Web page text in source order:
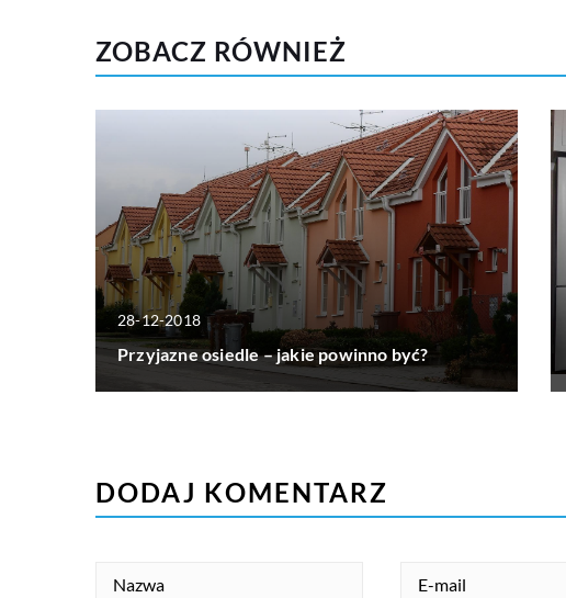
ZOBACZ RÓWNIEŻ
28-12-2018
Przyjazne osiedle – jakie powinno być?
DODAJ KOMENTARZ